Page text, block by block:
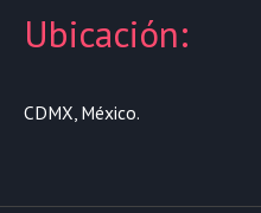
Ubicación:
CDMX, México.